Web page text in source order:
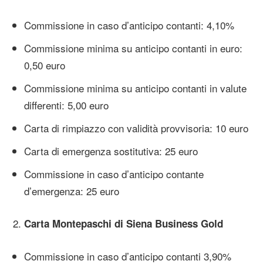
Commissione in caso d’anticipo contanti: 4,10%
Commissione minima su anticipo contanti in euro:
0,50 euro
Commissione minima su anticipo contanti in valute
differenti: 5,00 euro
Carta di rimpiazzo con validità provvisoria: 10 euro
Carta di emergenza sostitutiva: 25 euro
Commissione in caso d’anticipo contante
d’emergenza: 25 euro
Carta Montepaschi di Siena Business Gold
Commissione in caso d’anticipo contanti 3,90%